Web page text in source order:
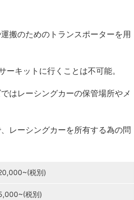
搬のためのトランスポーターを用
キットに行くことは不可能。
はレーシングカーの保管場所やメ
レーシングカーを所有する為の問
税別)
税別)